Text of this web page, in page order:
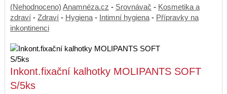
(Nehodnoceno) Anamnéza.cz - Srovnávač - Kosmetika a
zdraví - Zdraví - Hygiena - Intimní hygiena - Přípravky na
inkontinenci
Inkont.fixační kalhotky MOLIPANTS SOFT
S/5ks